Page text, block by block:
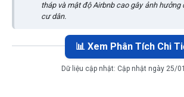
tháp và mật độ Airbnb cao gây ảnh
cư dân.
📊 Xem Phân Tích Chi
Dữ liệu cập nhật: Cập nhật ngày 25/